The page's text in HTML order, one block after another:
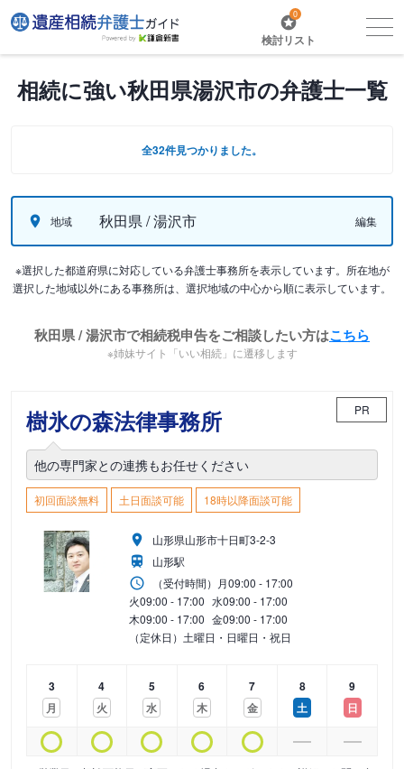
0
検討リスト
相続に強い秋田県湯沢市の弁護士一覧
全32件見つかりました。
地域 秋田県 / 湯沢市 編集
※選択した都道府県に対応している弁護士事務所を表示しています。所在地が
選択した地域以外にある事務所は、選択地域の中心から順に表示しています。
秋田県 / 湯沢市で相続税申告をご相談したい方はこちら
※姉妹サイト「いい相続」に遷移します
樹氷の森法律事務所 PR
他の専門家との連携もお任せください
初回面談無料 土日面談可能 18時以降面談可能
山形県山形市十日町3-2-3
山形駅
（受付時間） 月09:00 - 17:00
火09:00 - 17:00 水09:00 - 17:00
木09:00 - 17:00 金09:00 - 17:00
（定休日）土曜日・日曜日・祝日
3
月
4
火
5
水
6
木
7
金
8
土
9
日